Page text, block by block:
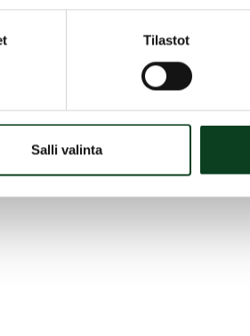
Tilastot
Salli valinta